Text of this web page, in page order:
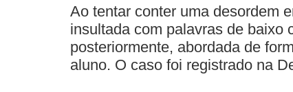
Ao tentar conter uma desordem
insultada com palavras de baixo
posteriormente, abordada de
aluno. O caso foi registrado na